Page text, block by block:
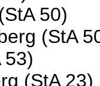
50)
(StA
53)
(StA 23)